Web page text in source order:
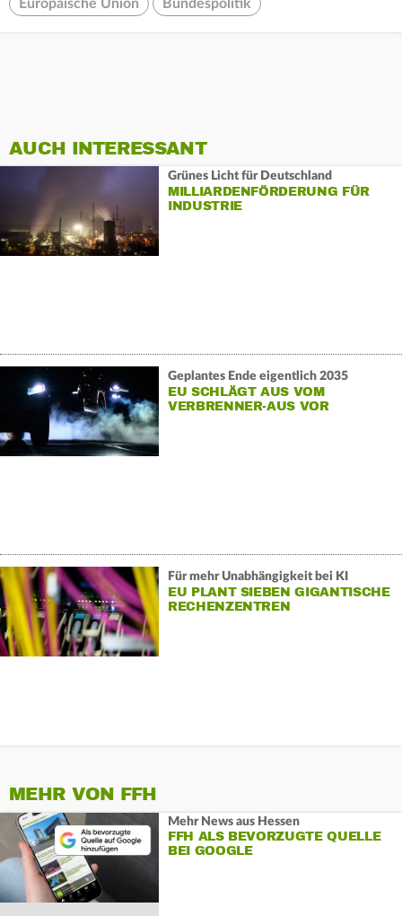
Europäische Union Bundespolitik
AUCH INTERESSANT
Grünes Licht für Deutschland
MILLIARDENFÖRDERUNG FÜR
INDUSTRIE
Geplantes Ende eigentlich 2035
EU SCHLÄGT AUS VOM
VERBRENNER-AUS VOR
Für mehr Unabhängigkeit bei KI
EU PLANT SIEBEN GIGANTISCHE
RECHENZENTREN
MEHR VON FFH
Mehr News aus Hessen
FFH ALS BEVORZUGTE QUELLE
BEI GOOGLE